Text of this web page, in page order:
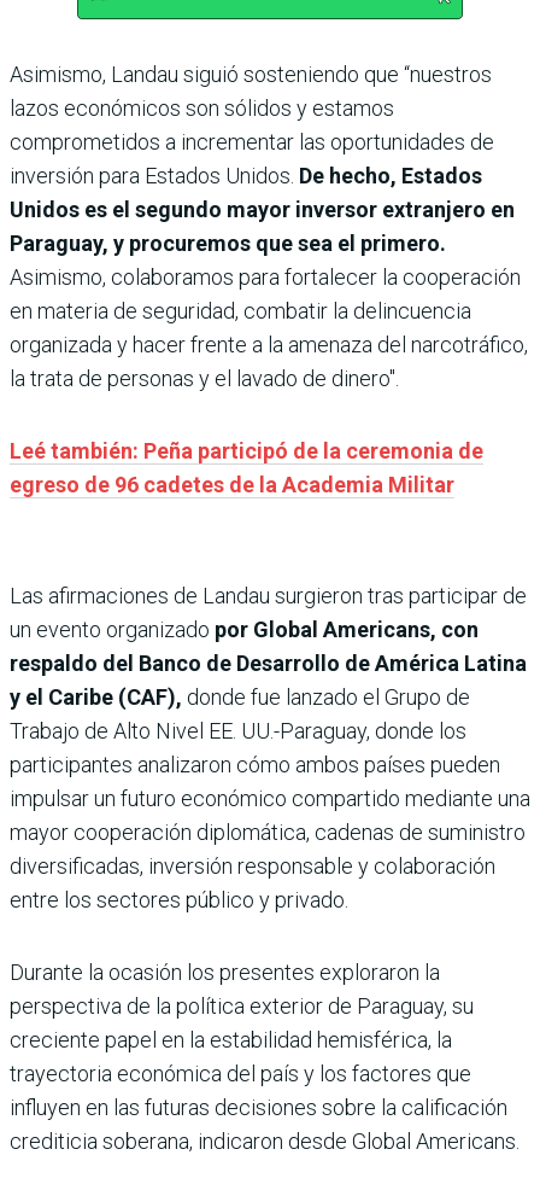
Asimismo, Landau siguió sosteniendo que “nuestros
lazos económicos son sólidos y estamos
comprometidos a incrementar las oportunidades de
inversión para Estados Unidos. De hecho, Estados
Unidos es el segundo mayor inversor extranjero en
Paraguay, y procuremos que sea el primero.
Asimismo, colaboramos para fortalecer la cooperación
en materia de seguridad, combatir la delincuencia
organizada y hacer frente a la amenaza del narcotráfico,
la trata de personas y el lavado de dinero".
Leé también: Peña participó de la ceremonia de
egreso de 96 cadetes de la Academia Militar
Las afirmaciones de Landau surgieron tras participar de
un evento organizado por Global Americans, con
respaldo del Banco de Desarrollo de América Latina
y el Caribe (CAF), donde fue lanzado el Grupo de
Trabajo de Alto Nivel EE. UU.-Paraguay, donde los
participantes analizaron cómo ambos países pueden
impulsar un futuro económico compartido mediante una
mayor cooperación diplomática, cadenas de suministro
diversificadas, inversión responsable y colaboración
entre los sectores público y privado.
Durante la ocasión los presentes exploraron la
perspectiva de la política exterior de Paraguay, su
creciente papel en la estabilidad hemisférica, la
trayectoria económica del país y los factores que
influyen en las futuras decisiones sobre la calificación
crediticia soberana, indicaron desde Global Americans.